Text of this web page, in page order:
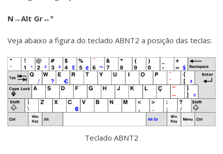
N→Alt Gr↔º
Veja abaixo a figura do teclado ABNT2 a posição das teclas:
Teclado ABNT2